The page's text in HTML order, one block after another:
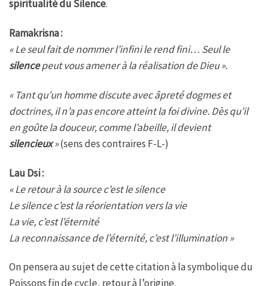
spiritualité du Silence.
Ramakrisna :
« Le seul fait de nommer l’infini le rend fini… Seul le
silencepeut vous amener à la réalisation de Dieu ».
« Tant qu’un homme discute avec âpreté dogmes et
doctrines, il n’a pas encore atteint la foi divine. Dès qu’il
en goûte la douceur, comme l’abeille, il devient
silencieux»(sens des contraires F-L-)
Lau Dsi :
« Le retour à la source c’est le silence
Le silence c’est la réorientation vers la vie
La vie, c’est l’éternité
La reconnaissance de l’éternité, c’est l’illumination »
On pensera au sujet de cette citation à la symbolique du
Poissons fin de cycle, retour à l’origine.